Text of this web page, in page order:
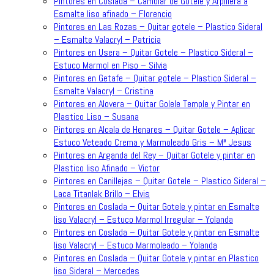
Esmalte liso afinado – Florencio
Pintores en Las Rozas – Quitar gotele – Plastico Sideral
– Esmalte Valacryl – Patricia
Pintores en Usera – Quitar Gotele – Plastico Sideral –
Estuco Marmol en Piso – Silvia
Pintores en Getafe – Quitar gotele – Plastico Sideral –
Esmalte Valacryl – Cristina
Pintores en Alovera – Quitar Golele Temple y Pintar en
Plastico Liso – Susana
Pintores en Alcala de Henares – Quitar Gotele – Aplicar
Estuco Veteado Crema y Marmoleado Gris – Mª Jesus
Pintores en Arganda del Rey – Quitar Gotele y pintar en
Plastico liso Afinado – Victor
Pintores en Canillejas – Quitar Gotele – Plastico Sideral –
Laca Titanlak Brillo – Elvis
Pintores en Coslada – Quitar Gotele y pintar en Esmalte
liso Valacryl – Estuco Marmol Irregular – Yolanda
Pintores en Coslada – Quitar Gotele y pintar en Esmalte
liso Valacryl – Estuco Marmoleado – Yolanda
Pintores en Coslada – Quitar Gotele y pintar en Plastico
liso Sideral – Mercedes